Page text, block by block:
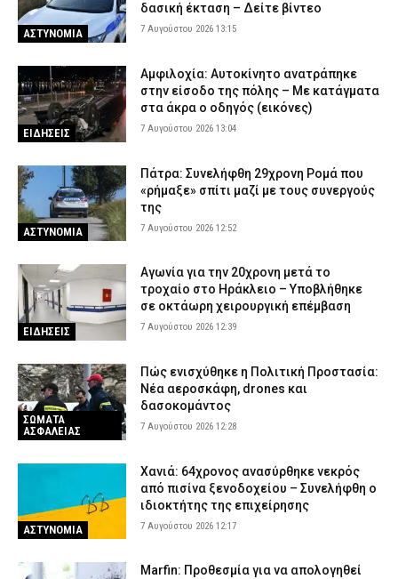
ΑΣΤΥΝΟΜΙΑ
δασική έκταση – Δείτε βίντεο
7 Αυγούστου 2026 13:15
ΕΙΔΗΣΕΙΣ
Αμφιλοχία: Αυτοκίνητο ανατράπηκε
στην είσοδο της πόλης – Με κατάγματα
στα άκρα ο οδηγός (εικόνες)
7 Αυγούστου 2026 13:04
ΑΣΤΥΝΟΜΙΑ
Πάτρα: Συνελήφθη 29χρονη Ρομά που
«ρήμαξε» σπίτι μαζί με τους συνεργούς
της
7 Αυγούστου 2026 12:52
ΕΙΔΗΣΕΙΣ
Αγωνία για την 20χρονη μετά το
τροχαίο στο Ηράκλειο – Υποβλήθηκε
σε οκτάωρη χειρουργική επέμβαση
7 Αυγούστου 2026 12:39
ΣΩΜΑΤΑ
ΑΣΦΑΛΕΙΑΣ
Πώς ενισχύθηκε η Πολιτική Προστασία:
Νέα αεροσκάφη, drones και
δασοκομάντος
7 Αυγούστου 2026 12:28
ΑΣΤΥΝΟΜΙΑ
Χανιά: 64χρονος ανασύρθηκε νεκρός
από πισίνα ξενοδοχείου – Συνελήφθη ο
ιδιοκτήτης της επιχείρησης
7 Αυγούστου 2026 12:17
Marfin: Προθεσμία για να απολογηθεί